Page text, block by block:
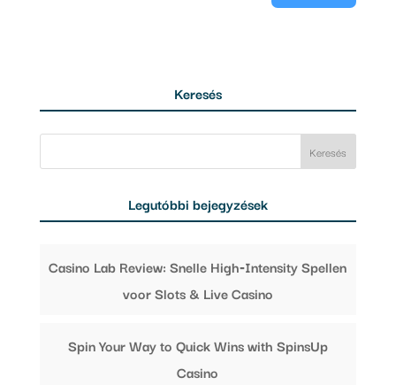
Keresés
Legutóbbi bejegyzések
Casino Lab Review: Snelle High‑Intensity Spellen
voor Slots & Live Casino
Spin Your Way to Quick Wins with SpinsUp
Casino